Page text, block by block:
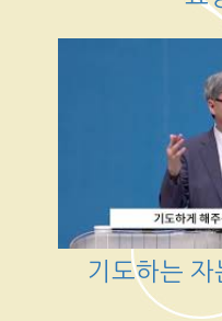
기도하는